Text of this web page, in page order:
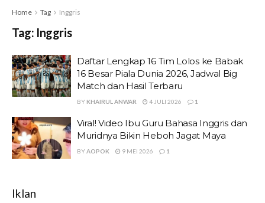
Home Tag Inggris
Tag: Inggris
Daftar Lengkap 16 Tim Lolos ke Babak
16 Besar Piala Dunia 2026, Jadwal Big
Match dan Hasil Terbaru
BY KHAIRUL ANWAR 4 JULI 2026 1
Viral! Video Ibu Guru Bahasa Inggris dan
Muridnya Bikin Heboh Jagat Maya
BYAOPOK 9 MEI 2026 1
Iklan